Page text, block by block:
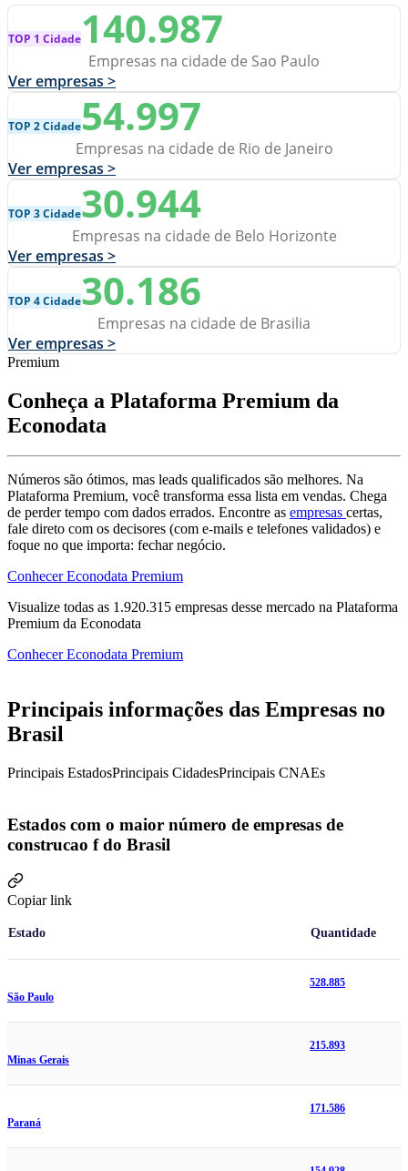
TOP 1 Cidade140.987
Empresas na cidade de Sao Paulo
Ver empresas >
TOP 2 Cidade54.997
Empresas na cidade de Rio de Janeiro
Ver empresas >
TOP 3 Cidade30.944
Empresas na cidade de Belo Horizonte
Ver empresas >
TOP 4 Cidade30.186
Empresas na cidade de Brasilia
Ver empresas >
Premium
Conheça a Plataforma Premium da
Econodata
Números são ótimos, mas leads qualificados são melhores. Na
Plataforma Premium, você transforma essa lista em vendas. Chega
de perder tempo com dados errados. Encontre as empresas certas,
fale direto com os decisores (com e-mails e telefones validados) e
foque no que importa: fechar negócio.
Conhecer Econodata Premium
Visualize todas as 1.920.315 empresas desse mercado na Plataforma
Premium da Econodata
Conhecer Econodata Premium
Principais informações das Empresas no
Brasil
Principais EstadosPrincipais CidadesPrincipais CNAEs
Estados com o maior número de empresas de
construcao f do Brasil
Copiar link
Estado Quantidade
São Paulo
528.885
Minas Gerais
215.893
Paraná
171.586